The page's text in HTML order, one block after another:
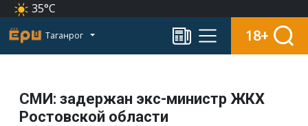
35°C
Таганрог 18+
СМИ: задержан экс-министр ЖКХ
Ростовской области